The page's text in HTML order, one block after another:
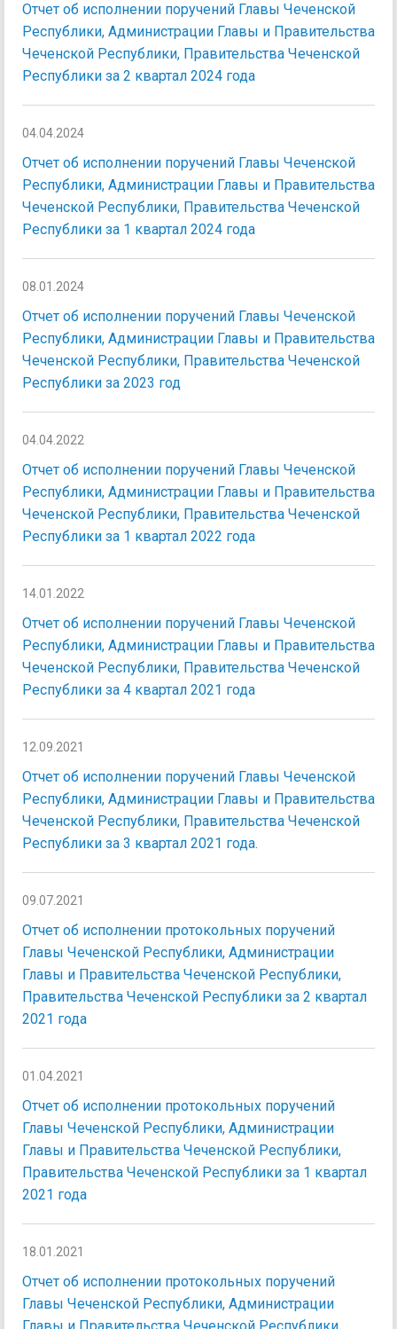
Отчет об исполнении поручений Главы Чеченской
Республики, Администрации Главы и Правительства
Чеченской Республики, Правительства Чеченской
Республики за 2 квартал 2024 года
04.04.2024
Отчет об исполнении поручений Главы Чеченской
Республики, Администрации Главы и Правительства
Чеченской Республики, Правительства Чеченской
Республики за 1 квартал 2024 года
08.01.2024
Отчет об исполнении поручений Главы Чеченской
Республики, Администрации Главы и Правительства
Чеченской Республики, Правительства Чеченской
Республики за 2023 год
04.04.2022
Отчет об исполнении поручений Главы Чеченской
Республики, Администрации Главы и Правительства
Чеченской Республики, Правительства Чеченской
Республики за 1 квартал 2022 года
14.01.2022
Отчет об исполнении поручений Главы Чеченской
Республики, Администрации Главы и Правительства
Чеченской Республики, Правительства Чеченской
Республики за 4 квартал 2021 года
12.09.2021
Отчет об исполнении поручений Главы Чеченской
Республики, Администрации Главы и Правительства
Чеченской Республики, Правительства Чеченской
Республики за 3 квартал 2021 года.
09.07.2021
Отчет об исполнении протокольных поручений
Главы Чеченской Республики, Администрации
Главы и Правительства Чеченской Республики,
Правительства Чеченской Республики за 2 квартал
2021 года
01.04.2021
Отчет об исполнении протокольных поручений
Главы Чеченской Республики, Администрации
Главы и Правительства Чеченской Республики,
Правительства Чеченской Республики за 1 квартал
2021 года
18.01.2021
Отчет об исполнении протокольных поручений
Главы Чеченской Республики, Администрации